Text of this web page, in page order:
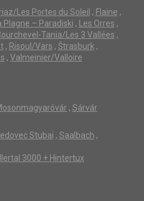
Les Portes du Soleil , Flaine ,
Plagne – Paradiski , Les Orres ,
Tania/Les 3 Vallées ,
, Risoul/Vars , Štrasburk,
, Valmeinier/Valloire
, Sárvár
Stubai , Saalbach ,
3000 + Hintertux